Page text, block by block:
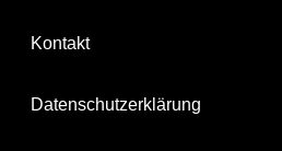
Kontakt
Datenschutzerklärung